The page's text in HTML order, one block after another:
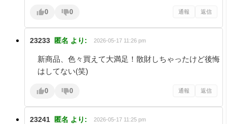
0 0 通報 返信
23233 匿名 より: 2026-05-17 11:26 pm
新商品、色々買えて大満足！散財しちゃったけど後悔
はしてない(笑)
0 0 通報 返信
23241 匿名 より: 2026-05-17 11:25 pm